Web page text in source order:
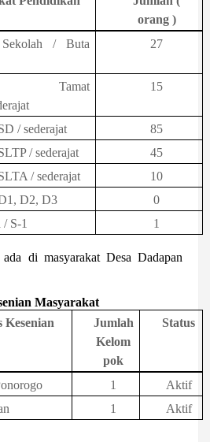
orang )
/ Buta
27
Tamat
15
/ sederajat
85
/ sederajat
45
/ sederajat
10
D2, D3
0
/ S-1 1
di masyarakat Desa Dadapan
Masyarakat
Kesenian
Jumlah
Kelom
pok
Status
1
Aktif
1 Aktif